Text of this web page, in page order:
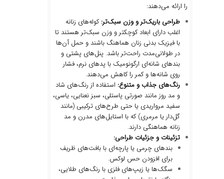
را ارائه می‌دهند:
طراحی باریکتر و وزن سبکتر:کوله‌های زنانه
اغلب دارای ابعاد کوچکتر و وزن سبک‌تر هستند تا
با فیزیک بدنی زنان هماهنگ باشند و حمل آن‌ها
در طولانی‌مدت راحت‌تر باشد. پنل‌های پشتی و
بندهای شانه‌ای ارگونومیک با پدهای نرم، فشار
روی شانه‌ها و کمر را کاهش می‌دهند.
رنگهای جذاب و متنوع: استفاده از رنگ‌های شاد
و مد روز مانند صورتی پاستلی، سبز نعنایی، یاسی،
سفید مرواریدی یا حتی طرح‌های ترکیبی (مانند
گل‌دار یا مرمری) که با استایل‌های مدرن و مد
زنانه هماهنگی دارند.
تزئینات و جزئیات طراحی:
بندهای چرمی یا پارچه‌ای با بافت‌های ظریف
برای افزودن حس لوکس.
سگک‌ها یا زیپ‌های فلزی با رنگ‌های طلایی،